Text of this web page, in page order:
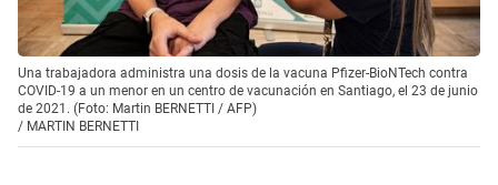
Una trabajadora administra una dosis de la vacuna Pfizer-BioNTech contra
COVID-19 a un menor en un centro de vacunación en Santiago, el 23 de junio
de 2021. (Foto: Martin BERNETTI / AFP)
/ MARTIN BERNETTI